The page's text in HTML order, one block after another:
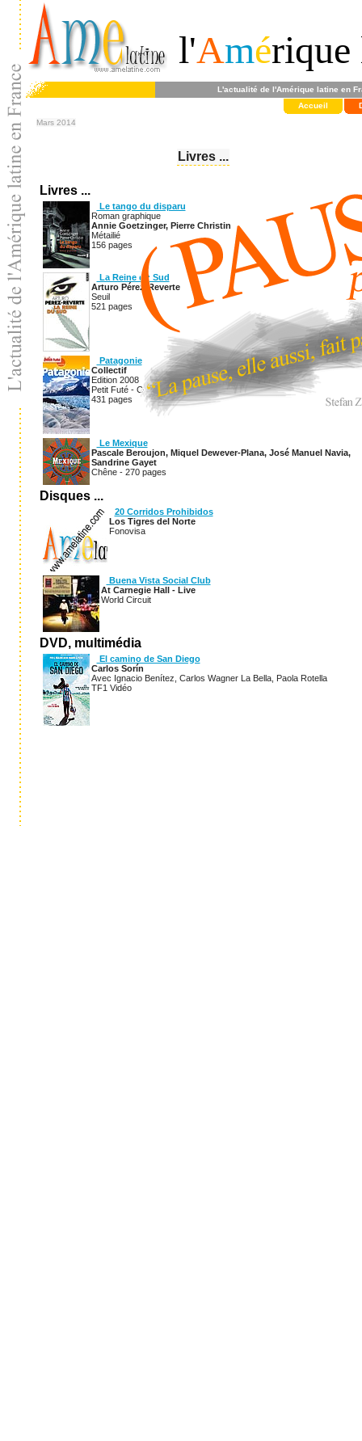
l'Amérique
L'actualité de l'Amérique latine en
Accueil
Mars 2014
Livres ...
Livres ...
Le tango du disparu
Roman graphique
Annie Goetzinger, Pierre Christin
Métailié
156 pages
La Reine du Sud
Arturo Pérez-Reverte
Seuil
521 pages
Patagonie
Collectif
Edition 2008
Petit Futé - Country guide
431 pages
Le Mexique
Pascale Beroujon, Miquel Dewever-Plana, José Manuel Navia,
Sandrine Gayet
Chêne - 270 pages
Disques ...
20 Corridos Prohibidos
Los Tigres del Norte
Fonovisa
Buena Vista Social Club
At Carnegie Hall - Live
World Circuit
DVD, multimédia
El camino de San Diego
Carlos Sorín
Avec Ignacio Benítez, Carlos Wagner La Bella, Paola Rotella
TF1 Vidéo